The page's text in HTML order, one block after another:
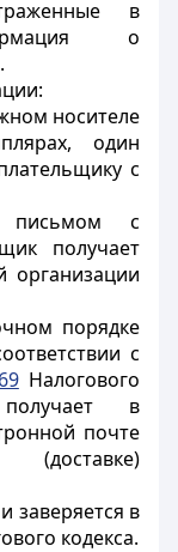
в
о
носителе
один
с
с
получает
организации
порядке
с
Налогового
получает в
почте
заверяется в
кодекса.